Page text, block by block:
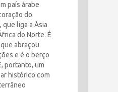
país árabe
do
liga a Ásia
do Norte. É
abraçou
e é o berço
portanto, um
histórico com